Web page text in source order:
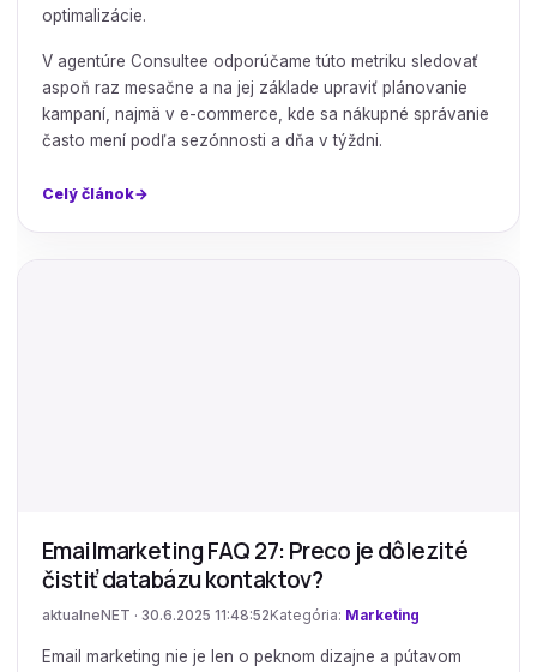
optimalizácie.
V agentúre Consultee odporúčame túto metriku sledovať
aspoň raz mesačne a na jej základe upraviť plánovanie
kampaní, najmä v e-commerce, kde sa nákupné správanie
často mení podľa sezónnosti a dňa v týždni.
Celý článok
Emailmarketing FAQ 27: Preco je dôlezité
čistiť databázu kontaktov?
aktualneNET · 30.6.2025 11:48:52 Kategória: Marketing
Email marketing nie je len o peknom dizajne a pútavom